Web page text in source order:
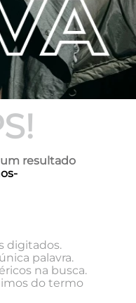
resultado
digitados.
palavra.
na busca.
do termo